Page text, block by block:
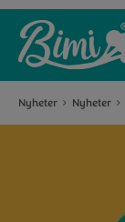
Nyheter Nyheter